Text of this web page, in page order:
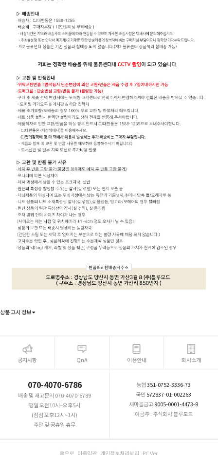
상품 고시 정보
공지사항 QnA 이용안내 회사소개
070-4070-6786
배송 및 재고문의 070-4070-6789
평일 오전10시~오후5시
(점심 오후12시~1시)
주말 및 공휴일 휴무
농협351-0752-3336-73
국민 572837-01-002263
새마을금고9005-0001-4473-8
예금주 : 주식회사 블루모드
홈으로 이용약관 개인정보처리방침 PC Ver.